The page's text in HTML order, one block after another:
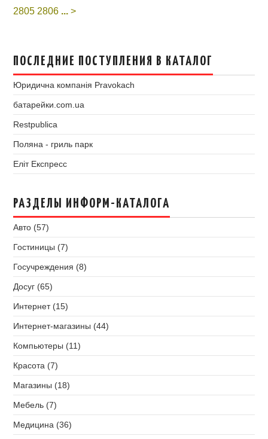
2805 2806 ... >
ПОСЛЕДНИЕ ПОСТУПЛЕНИЯ В КАТАЛОГ
Юридична компанія Pravokach
батарейки.com.ua
Restpublica
Поляна - гриль парк
Еліт Експресс
РАЗДЕЛЫ ИНФОРМ-КАТАЛОГА
Авто (57)
Гостиницы (7)
Госучреждения (8)
Досуг (65)
Интернет (15)
Интернет-магазины (44)
Компьютеры (11)
Красота (7)
Магазины (18)
Мебель (7)
Медицина (36)